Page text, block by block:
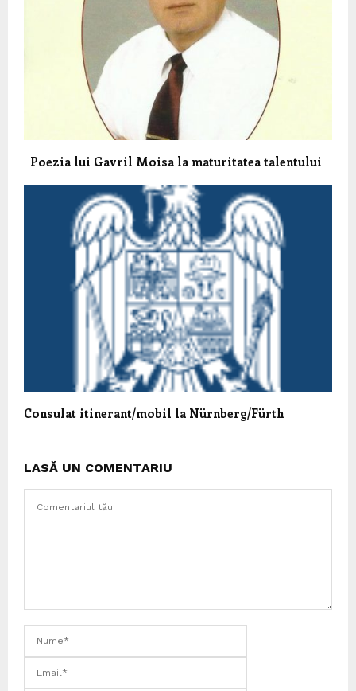
Poezia lui Gavril Moisa la maturitatea talentului
Consulat itinerant/mobil la Nürnberg/Fürth
LASĂ UN COMENTARIU